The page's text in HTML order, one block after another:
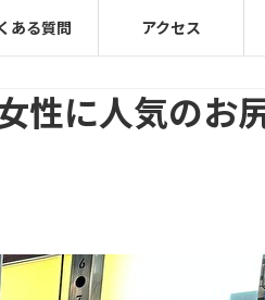
ある質問 アクセス
性に人気のお